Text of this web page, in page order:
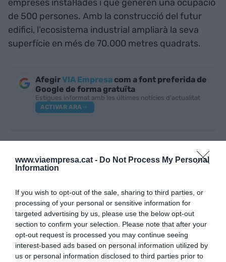
www.viaempresa.cat - Do Not Process My Personal
Information
If you wish to opt-out of the sale, sharing to third parties, or
processing of your personal or sensitive information for
targeted advertising by us, please use the below opt-out
section to confirm your selection. Please note that after your
opt-out request is processed you may continue seeing
interest-based ads based on personal information utilized by
us or personal information disclosed to third parties prior to
empreses instal·lades i que generen una ocupació
de 500 persones. Amb la construcció del futur
edifici, l’ecosistema industrial ampliarà la seva
superfície en més de 70.000 metres quadrats.
AfegirVIA Empresa com a font preferida de
Google de forma gratuïta
Estigues informat amb les últimes notícies d'actualitat
ACTIVAR ARA
RELACIONADES